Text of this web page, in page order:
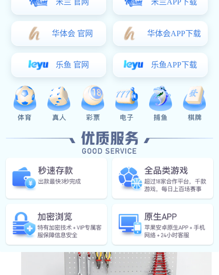
具、刃具等物品的设备。
333体育:333体育工业设备有限公司
产品特点：
结构稳固：采用 材料制造，具有良好的耐用性
和稳定性。
空间利用：优化设计，提高存储空间的利用率，
便于工具的分类和存取。
多种配置：工具柜内部可配置抽屉、挂板、隔板
等多种存储方式，适应不同工具的存放需求。
易于操作：工具柜结构简单，操作方便，无需专
业工具即可进行组装和拆卸。
定制服务：可根据客户的具体需求，定制工具柜
的尺寸、存储配置等。